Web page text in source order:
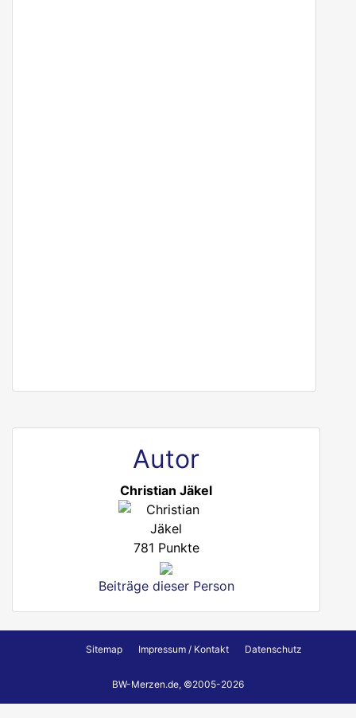
Autor
Christian Jäkel
781 Punkte
Beiträge dieser Person
Sitemap Impressum / Kontakt Datenschutz
BW-Merzen.de, ©2005-2026